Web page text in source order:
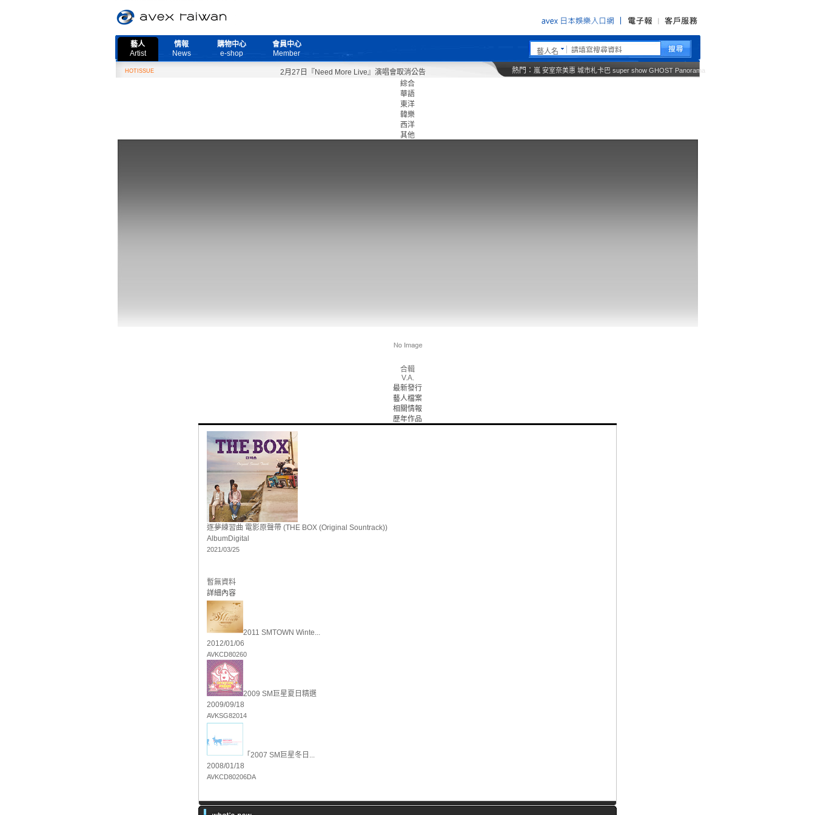
藝人
Artist
情報
News
購物中心
e-shop
會員中心
Member
藝人名
HOTISSUE 2月27日『Need More Live』演唱會取消公告 熱門： 嵐 安室奈美惠 城市札卡巴 super show GHOST Panorama
綜合
華語
東洋
韓樂
西洋
其他
合輯
V.A.
最新發行
藝人檔案
相關情報
歷年作品
逐夢練習曲 電影原聲帶 (THE BOX (Original Sountrack))
AlbumDigital
2021/03/25
暫無資料
詳細內容
2011 SMTOWN Winte...
2012/01/06
AVKCD80260
2009 SM巨星夏日精選
2009/09/18
AVKSG82014
「2007 SM巨星冬日...
2008/01/18
AVKCD80206DA